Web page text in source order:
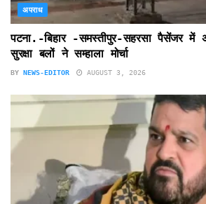
अपराध
पटना.-बिहार -समस्तीपुर-सहरसा पैसेंजर
सुरक्षा बलों ने सम्हाला मोर्चा
BY NEWS-EDITOR AUGUST 3, 2026